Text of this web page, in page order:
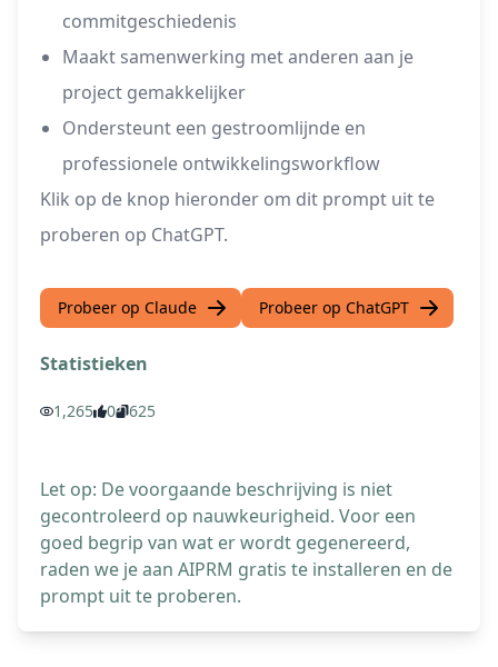
commitgeschiedenis
Maakt samenwerking met anderen aan je
project gemakkelijker
Ondersteunt een gestroomlijnde en
professionele ontwikkelingsworkflow
Klik op de knop hieronder om dit prompt uit te
proberen op ChatGPT.
Probeer op Claude Probeer op ChatGPT
Statistieken
1,265 0 625
Let op: De voorgaande beschrijving is niet
gecontroleerd op nauwkeurigheid. Voor een
goed begrip van wat er wordt gegenereerd,
raden we je aan AIPRM gratis te installeren en de
prompt uit te proberen.